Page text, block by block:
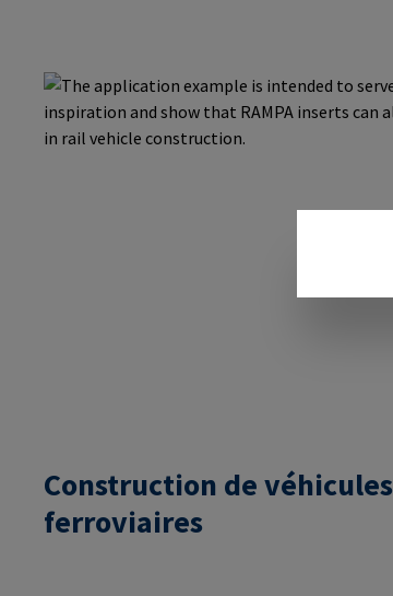
Construction de véhicules
ferroviaires